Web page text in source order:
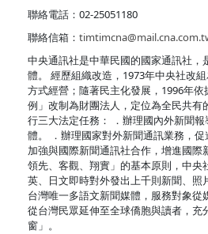
聯絡電話：02-25051180
聯絡信箱：
中央通訊社是中華民國的國家通訊社，
體。 經歷組織改造，1973年中央社改
方式經營；隨著民主化發展，1996年
例」改制為財團法人，定位為全民共有
行三大法定任務： ．辦理國內外新聞
體。 ．辦理國家對外新聞通訊業務，促
加強與國際新聞通訊社合作，增進國際
領先、客觀、翔實」的基本原則，中央
英、日文即時對外發出上千則新聞、照
台灣唯一多語文新聞媒體，服務對象從
從台灣民眾延伸至全球僑胞與讀者，充
窗」。